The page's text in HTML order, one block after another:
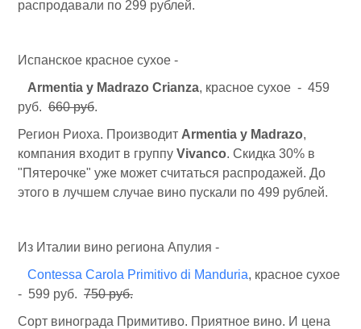
распродавали по 299 рублей.
Испанское красное сухое -
Armentia y Madrazo Crianza, красное сухое - 459
руб. 660 руб.
Регион Риоха. Производит Armentia y Madrazo,
компания входит в группу Vivanco. Скидка 30% в
"Пятерочке" уже может считаться распродажей. До
этого в лучшем случае вино пускали по 499 рублей.
Из Италии вино региона Апулия -
Contessa Carola Primitivo di Manduria, красное сухое
- 599 руб. 750 руб.
Сорт винограда Примитиво. Приятное вино. И цена